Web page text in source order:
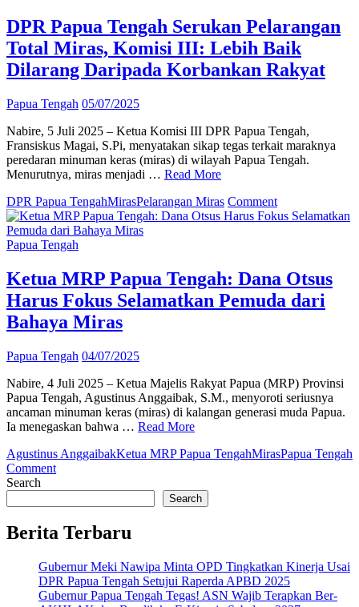
Baru
untuk
Atasi
Dampak
Miras,
Semua
Masyarakat
DPR Papua Tengah Serukan Pelarangan
Total Miras, Komisi III: Lebih Baik
Dilarang Daripada Korbankan Rakyat
Papua Tengah 05/07/2025
Nabire, 5 Juli 2025 – Ketua Komisi III DPR Papua Tengah,
Fransiskus Magai, S.Pi, menyatakan sikap tegas terkait maraknya
peredaran minuman keras (miras) di wilayah Papua Tengah.
Menurutnya, miras menjadi … Read More
DPR Papua TengahMirasPelarangan Miras Commenton
DPR
Pelarangan
Total
Miras,
Daripada
Korbankan
Rakyat
Papua Tengah
Ketua MRP Papua Tengah: Dana Otsus
Harus Fokus Selamatkan Pemuda dari
Bahaya Miras
Papua Tengah 04/07/2025
Nabire, 4 Juli 2025 – Ketua Majelis Rakyat Papua (MRP) Provinsi
Papua Tengah, Agustinus Anggaibak, S.M., menyoroti seriusnya
ancaman minuman keras (miras) di kalangan generasi muda Papua.
Ia menegaskan bahwa … Read More
Agustinus AnggaibakKetua MRP Papua TengahMirasPapua Tengah
Commenton
Papua
Tengah:
Dana
Harus
Fokus
Selamatkan
Search
Search
Berita Terbaru
Gubernur Meki Nawipa Minta OPD Tingkatkan Kinerja Usai
DPR Papua Tengah Setujui Raperda APBD 2025
Gubernur Papua Tengah Tegas! ASN Wajib Terapkan Ber-